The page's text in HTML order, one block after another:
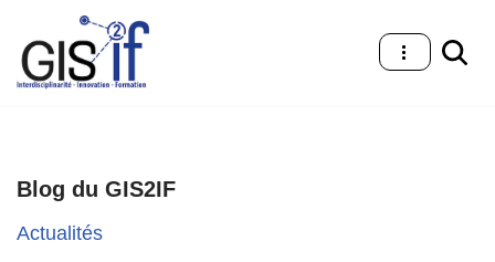
Aller
au
Blog du GIS2IF
Actualités